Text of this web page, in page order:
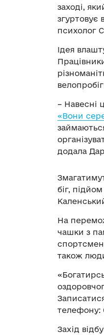
заході,
згуртовує
психолог
Ідея
– Навесні
«Вони
додала
біг,
На
чашки з
також люди
телефону:
Захід